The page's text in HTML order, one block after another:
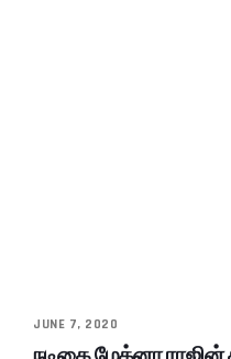
JUNE 7, 2020